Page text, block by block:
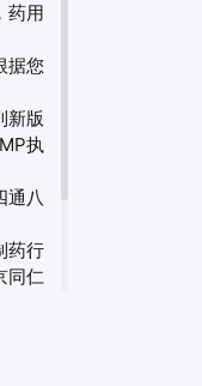
药用
据您
新版
执
通八
药行
同仁